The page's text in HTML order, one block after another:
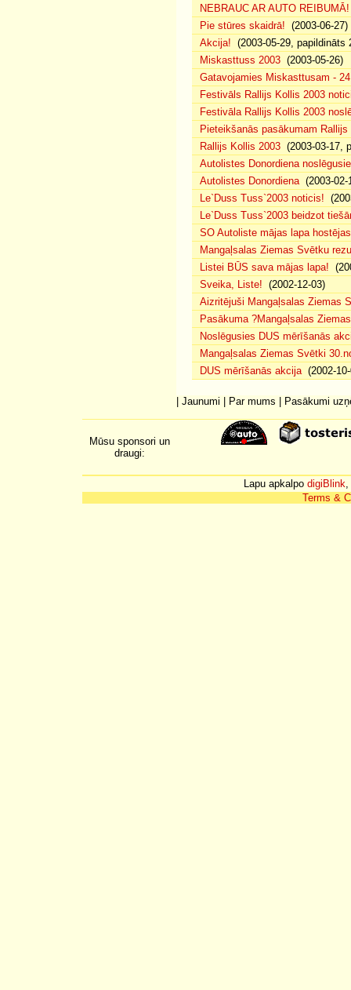
NEBRAUC AR AUTO REIBUMĀ!
Pie stūres skaidrā! (2003-06-27)
Akcija! (2003-05-29, papildināts
Miskasttuss 2003 (2003-05-26)
Gatavojamies Miskasttusam -
Festivāls Rallijs Kollis 2003
Festivāla Rallijs Kollis 2003
Pieteikšanās pasākumam
Rallijs Kollis 2003 (2003-03-17,
Autolistes Donordiena
Autolistes Donordiena(2003-02-
Le`Duss Tuss`2003 noticis!
Le`Duss Tuss`2003 beidzot
SO Autoliste mājas lapa
Mangaļsalas Ziemas Svētku
Listei BŪS sava mājas lapa!
Sveika, Liste! (2002-12-03)
Aizritējuši Mangaļsalas Ziemas
Pasākuma ?Mangaļsalas
Noslēgusies DUS mērīšanās
Mangaļsalas Ziemas Svētki
DUS mērīšanās akcija(2002-10-
Jaunumi Par mums Pasākumi
Mūsu sponsori un
draugi:
Lapu apkalpo digiBlink,
Terms &